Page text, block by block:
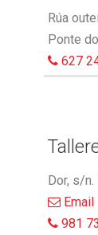
Rúa
Ponte
627
Dor, s/
Email
981